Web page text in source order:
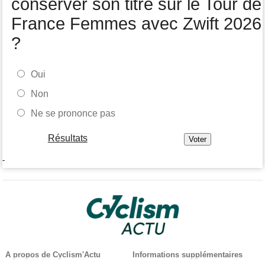
conserver son titre sur le Tour de
France Femmes avec Zwift 2026
?
Oui
Non
Ne se prononce pas
Résultats
-
A propos de Cyclism'Actu
Informations supplémentaires